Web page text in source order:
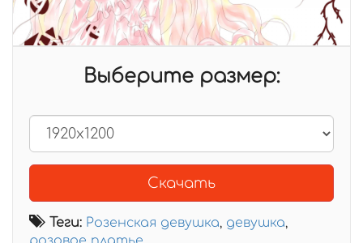
Выберите размер:
Скачать
Теги: Розенская девушка, девушка,